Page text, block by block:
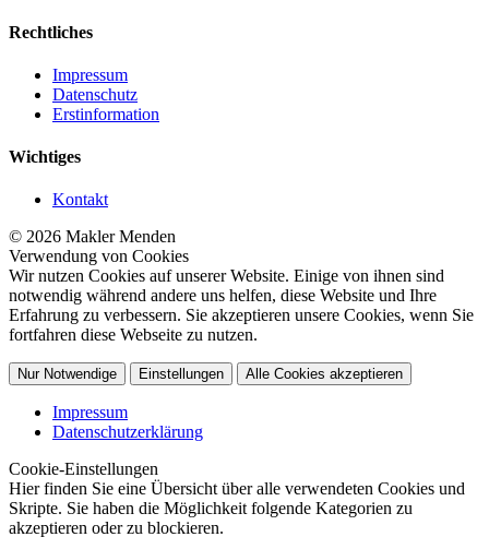
Rechtliches
Impressum
Datenschutz
Erstinformation
Wichtiges
Kontakt
© 2026 Makler Menden
Verwendung von Cookies
Wir nutzen Cookies auf unserer Website. Einige von ihnen sind
notwendig während andere uns helfen, diese Website und Ihre
Erfahrung zu verbessern. Sie akzeptieren unsere Cookies, wenn Sie
fortfahren diese Webseite zu nutzen.
Nur Notwendige Einstellungen Alle Cookies akzeptieren
Impressum
Datenschutzerklärung
Cookie-Einstellungen
Hier finden Sie eine Übersicht über alle verwendeten Cookies und
Skripte. Sie haben die Möglichkeit folgende Kategorien zu
akzeptieren oder zu blockieren.